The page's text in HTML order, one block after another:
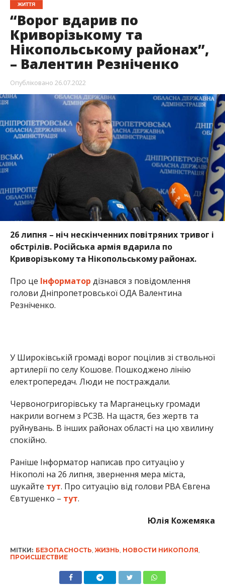
ЖИТТЯ
“Ворог вдарив по
Криворізькому та
Нікопольському районах”,
– Валентин Резніченко
Опубліковано 26.07.2022
26 липня – ніч нескінченних повітряних тривог і
обстрілів. Російська армія вдарила по
Криворізькому та Нікопольському районах.
Про це Інформатор дізнався з повідомлення
голови Дніпропетровської ОДА Валентина
Резніченко.
У Широківській громаді ворог поцілив зі ствольної
артилерії по селу Кошове. Пошкоджено лінію
електропередач. Люди не постраждали.
Червоногригорівську та Марганецьку громади
накрили вогнем з РСЗВ. На щастя, без жертв та
руйнувань. В інших районах області на цю хвилину
спокійно.
Раніше Інформатор написав про ситуацію у
Нікополі на 26 липня, звернення мера міста,
шукайте тут. Про ситуацію від голови РВА Євгена
Євтушенко – тут.
Юлія Кожемяка
МІТКИ: БЕЗОПАСНОСТЬ ЖИЗНЬ НОВОСТИ НИКОПОЛЯ
ПРОИСШЕСТВИЕ